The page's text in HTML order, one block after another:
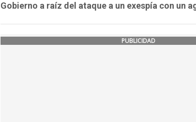
Gobierno a raíz del ataque a un exespía con un
PUBLICIDAD